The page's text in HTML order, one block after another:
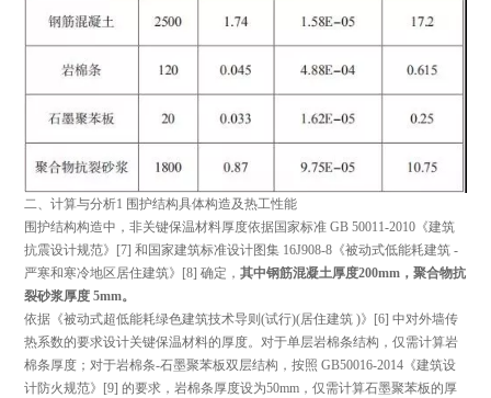
二、计算与分析1 围护结构具体构造及热工性能
围护结构构造中，非关键保温材料厚度依据国家标准 GB 50011-2010 《建筑
抗震设计规范》[7] 和国家建筑标准设计图集 16J908-8 《被动式低能耗建筑 -
严寒和寒冷地区居住建筑》
[8] 确定，其中钢筋混凝土厚度200mm，聚合物抗
裂砂浆厚度 5mm。
依据 《被动式超低能耗绿色建筑技术导则(试行)(居住建筑 )》
[6] 中对外墙传
热系数的要求设计关键保温材料的厚度。对于单层岩棉条结构，仅需计算岩
棉条厚度；对于岩棉条-石墨聚苯板双层结构，按照 GB50016-2014 《建筑设
计防火规范》
[9] 的要求，岩棉条厚度设为50mm，仅需计算石墨聚苯板的厚